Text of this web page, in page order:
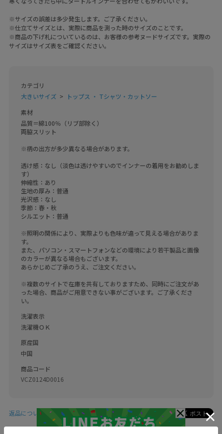
※サイズの誤差は多少発生します。ご了承ください。
※仕立てサイズとは、実際に商品を測った時のサイズのことです。
※商品の下げ札についているのは、お客様の参考ヌードサイズです。実際の
サイズはサイズ表をご確認ください。
カテゴリ
大きいサイズ
トップス ・ Tシャツ・カットソー
素材
品質＝綿100％（リブ部除く）
両脇スリット
※柄の出方が多少異なる場合があります。
透け感：なし（淡色は透けやすいのでインナーの着用をお勧めしま
す）
伸縮性：あり
生地の厚み：普通
光沢感：なし
季節：春・秋
シルエット：普通
※照明の関係により、実際よりも色味が違って見える場合がありま
す。
また、パソコン・スマートフォンなどの環境により若干製品と画像
のカラーが異なる場合もございます。
あらかじめご了承のうえ、ご注文ください。
※複数のサイトで在庫を共有しておりますため、同時にご注文があ
った場合、商品がご用意できない事がございます。ご了承くださ
洗濯表示
洗濯機ＯＫ
原産国
中国
商品コード
VCZ0124D0016
返品について